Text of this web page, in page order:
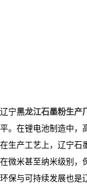
辽宁黑龙江石墨粉生产
平。在锂电池制造中，
在生产工艺上，辽宁
在微米甚至纳米级别，
环保与可持续发展也